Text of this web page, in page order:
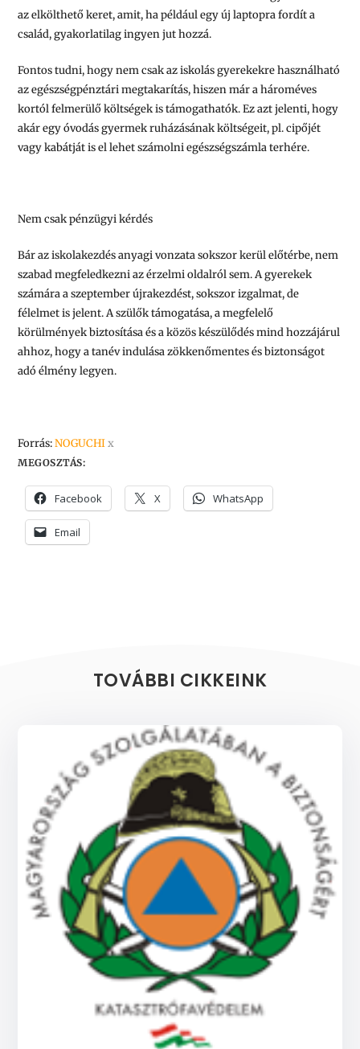
az elkölthető keret, amit, ha például egy új laptopra fordít a
család, gyakorlatilag ingyen jut hozzá.
Fontos tudni, hogy nem csak az iskolás gyerekekre használható
az egészségpénztári megtakarítás, hiszen már a hároméves
kortól felmerülő költségek is támogathatók. Ez azt jelenti, hogy
akár egy óvodás gyermek ruházásának költségeit, pl. cipőjét
vagy kabátját is el lehet számolni egészségszámla terhére.
Nem csak pénzügyi kérdés
Bár az iskolakezdés anyagi vonzata sokszor kerül előtérbe, nem
szabad megfeledkezni az érzelmi oldalról sem. A gyerekek
számára a szeptember újrakezdést, sokszor izgalmat, de
félelmet is jelent. A szülők támogatása, a megfelelő
körülmények biztosítása és a közös készülődés mind hozzájárul
ahhoz, hogy a tanév indulása zökkenőmentes és biztonságot
adó élmény legyen.
Forrás:NOGUCHI x
MEGOSZTÁS:
Facebook X WhatsApp
Email
TOVÁBBI CIKKEINK